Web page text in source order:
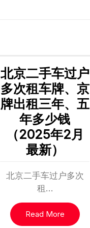
北京二手车过户
多次租车牌、京
牌出租三年、五
年多少钱
（2025年2月
最新）
北京二手车过户多次
租…
Read More